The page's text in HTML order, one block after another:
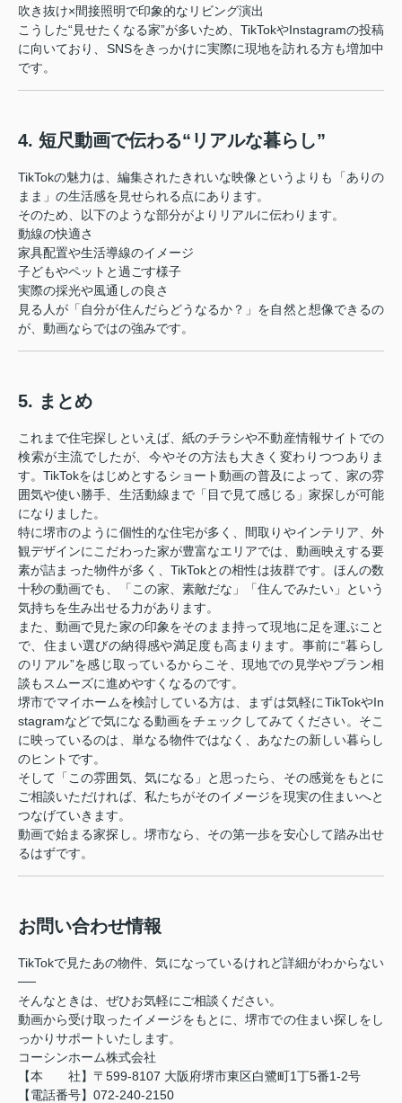
吹き抜け×間接照明で印象的なリビング演出
こうした“見せたくなる家”が多いため、TikTokやInstagramの投稿
に向いており、SNSをきっかけに実際に現地を訪れる方も増加中
です。
4. 短尺動画で伝わる“リアルな暮らし”
TikTokの魅力は、編集されたきれいな映像というよりも「ありの
まま」の生活感を見せられる点にあります。
そのため、以下のような部分がよりリアルに伝わります。
動線の快適さ
家具配置や生活導線のイメージ
子どもやペットと過ごす様子
実際の採光や風通しの良さ
見る人が「自分が住んだらどうなるか？」を自然と想像できるの
が、動画ならではの強みです。
5. まとめ
これまで住宅探しといえば、紙のチラシや不動産情報サイトでの
検索が主流でしたが、今やその方法も大きく変わりつつありま
す。TikTokをはじめとするショート動画の普及によって、家の雰
囲気や使い勝手、生活動線まで「目で見て感じる」家探しが可能
になりました。
特に堺市のように個性的な住宅が多く、間取りやインテリア、外
観デザインにこだわった家が豊富なエリアでは、動画映えする要
素が詰まった物件が多く、TikTokとの相性は抜群です。ほんの数
十秒の動画でも、「この家、素敵だな」「住んでみたい」という
気持ちを生み出せる力があります。
また、動画で見た家の印象をそのまま持って現地に足を運ぶこと
で、住まい選びの納得感や満足度も高まります。事前に“暮らし
のリアル”を感じ取っているからこそ、現地での見学やプラン相
談もスムーズに進めやすくなるのです。
堺市でマイホームを検討している方は、まずは気軽にTikTokやIn
stagramなどで気になる動画をチェックしてみてください。そこ
に映っているのは、単なる物件ではなく、あなたの新しい暮らし
のヒントです。
そして「この雰囲気、気になる」と思ったら、その感覚をもとに
ご相談いただければ、私たちがそのイメージを現実の住まいへと
つなげていきます。
動画で始まる家探し。堺市なら、その第一歩を安心して踏み出せ
るはずです。
お問い合わせ情報
TikTokで見たあの物件、気になっているけれど詳細がわからない
──
そんなときは、ぜひお気軽にご相談ください。
動画から受け取ったイメージをもとに、堺市での住まい探しをし
っかりサポートいたします。
コーシンホーム株式会社
【本 社】〒599-8107 大阪府堺市東区白鷺町1丁5番1-2号
【電話番号】072-240-2150